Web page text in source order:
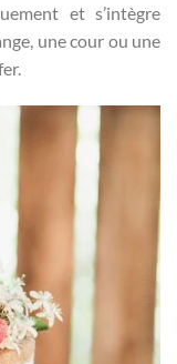
et s’intègre
une cour ou une